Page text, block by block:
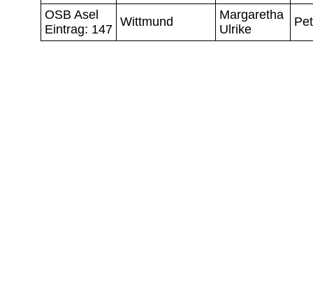
OSB Asel
Eintrag: 147
Wittmund
Margaretha
Ulrike